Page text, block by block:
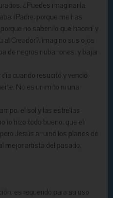
¿Puedes imaginar la
¡Padre, porque me has
no saben lo que hacen! y
Creador?. Imagino sus ojos
de negros nubarrones, y bajar
cuando resucitó y venció
No es un mito ni una
el sol y las estrellas
lo hizo todo bueno, que el
Jesús arruinó los planes de
mejor artista del pasado,
es requerido para su uso